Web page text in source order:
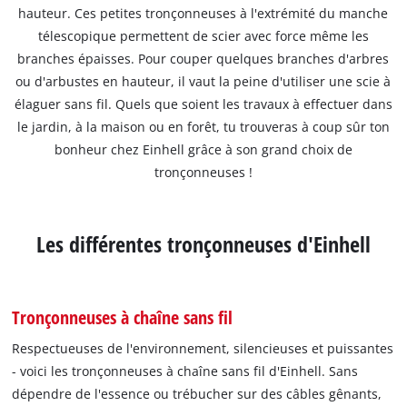
hauteur. Ces petites tronçonneuses à l'extrémité du manche
télescopique permettent de scier avec force même les
branches épaisses. Pour couper quelques branches d'arbres
ou d'arbustes en hauteur, il vaut la peine d'utiliser une scie à
élaguer sans fil. Quels que soient les travaux à effectuer dans
le jardin, à la maison ou en forêt, tu trouveras à coup sûr ton
bonheur chez Einhell grâce à son grand choix de
tronçonneuses !
Les différentes tronçonneuses d'Einhell
Tronçonneuses à chaîne sans fil
Respectueuses de l'environnement, silencieuses et puissantes
- voici les tronçonneuses à chaîne sans fil d'Einhell. Sans
dépendre de l'essence ou trébucher sur des câbles gênants,